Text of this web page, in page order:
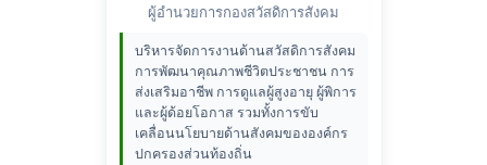
ผู้อำนวยการกองสวัสดิการสังคม
บริหารจัดการงานด้านสวัสดิการสังคม
การพัฒนาคุณภาพชีวิตประชาชน การ
ส่งเสริมอาชีพ การดูแลผู้สูงอายุ ผู้พิการ
และผู้ด้อยโอกาส รวมทั้งการขับ
เคลื่อนนโยบายด้านสังคมขององค์กร
ปกครองส่วนท้องถิ่น